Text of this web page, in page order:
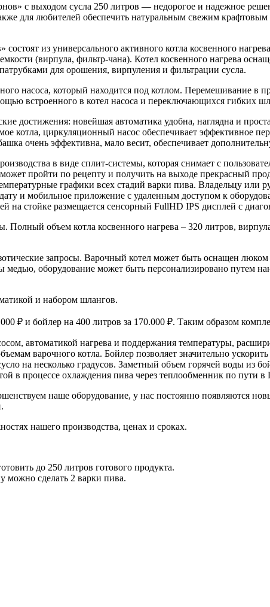
с выходом сусла 250 литров — недорогое и надежное
для любителей обеспечить натуральным свежим
из универсального активного котла косвенного
(вирпула, фильтр-чана). Котел косвенного нагрева
для орошения, вирпуления и фильтрации сусла.
насоса, который находится под котлом. Перемешивание в
встроенного в котел насоса и переключающихся гибких
достижения: новейшая автоматика удобна, наглядна и
котла, циркуляционный насос обеспечивает эффективное
очень эффективна, мало весит, обеспечивает
в виде сплит-системы, которая снимает с
пройти по рецепту и получить на выходе прекрасный
графики всех стадий варки пива. Владельцу или
и мобильное приложение с удаленным доступом к
на стойке размещается сенсорный FullHD IPS дисплей с
объем котла косвенного нагрева – 320 литров,
запросы. Варочный котел может быть оснащен
медью, оборудование может быть персонализировано путем
и набором шлангов.
₽ и бойлер на 400 литров за 170.000 ₽. Таким образом
автоматикой нагрева и поддержания температуры,
варочного котла. Бойлер позволяет значительно ускорить
на несколько градусов. Заметный объем горячей воды из
в процессе охлаждения пива через теплообменник по пути
наше оборудование, у нас постоянно появляются
нашего производства, ценах и сроках.
до 250 литров готового продукта.
можно сделать 2 варки пива.